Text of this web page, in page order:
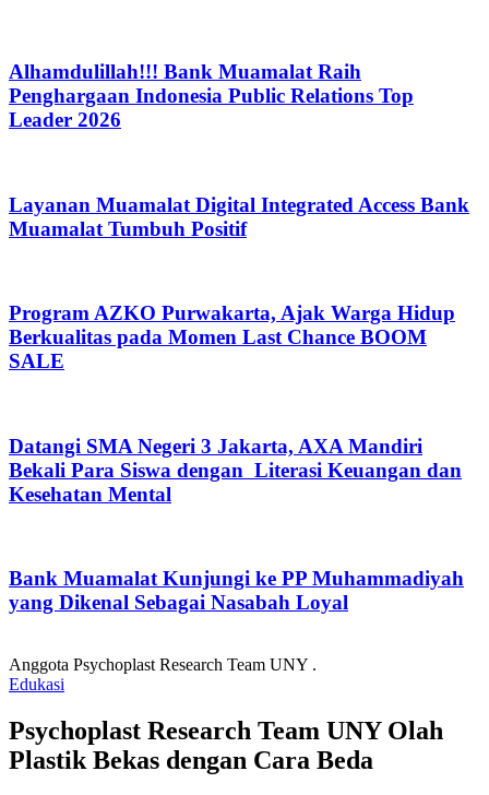
Alhamdulillah!!! Bank Muamalat Raih
Penghargaan Indonesia Public Relations Top
Leader 2026
Layanan Muamalat Digital Integrated Access Bank
Muamalat Tumbuh Positif
Program AZKO Purwakarta, Ajak Warga Hidup
Berkualitas pada Momen Last Chance BOOM
SALE
Datangi SMA Negeri 3 Jakarta, AXA Mandiri
Bekali Para Siswa dengan Literasi Keuangan dan
Kesehatan Mental
Bank Muamalat Kunjungi ke PP Muhammadiyah
yang Dikenal Sebagai Nasabah Loyal
Anggota Psychoplast Research Team UNY .
Edukasi
Psychoplast Research Team UNY Olah
Plastik Bekas dengan Cara Beda